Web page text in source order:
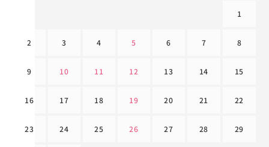
1
2 3 4 5 6 7 8
9 10 11 12 13 14 15
16 17 18 19 20 21 22
23 24 25 26 27 28 29